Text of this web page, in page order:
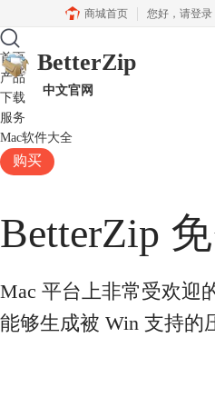
商城首页 您好， 请登录
BetterZip
中文官网
首页
产品
下载
服务
Mac软件大全
购买
BetterZip
Mac 平台上非常受欢迎
能够生成被 Win 支持的